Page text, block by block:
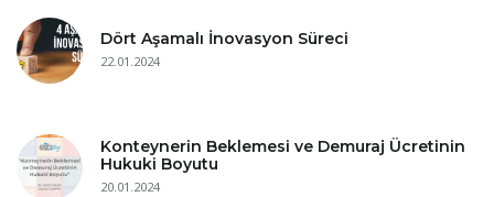
Dört Aşamalı İnovasyon Süreci
22.01.2024
Konteynerin Beklemesi ve Demuraj Ücretinin
Hukuki Boyutu
20.01.2024